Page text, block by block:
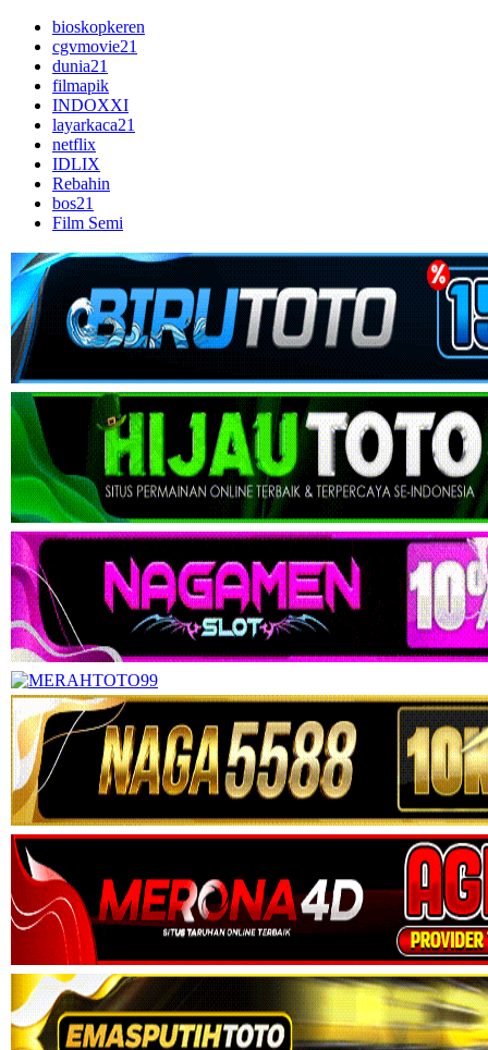
bioskopkeren
cgvmovie21
dunia21
filmapik
INDOXXI
layarkaca21
netflix
IDLIX
Rebahin
bos21
Film Semi